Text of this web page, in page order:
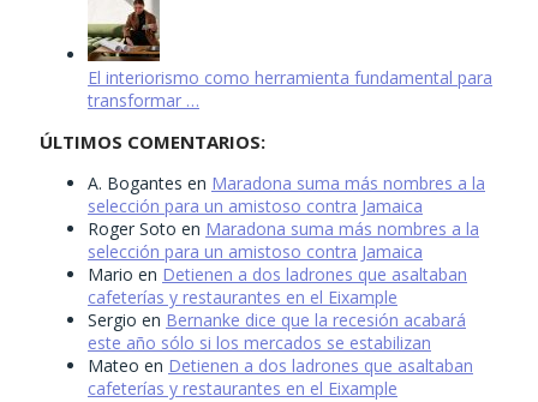
El interiorismo como herramienta fundamental para
transformar …
ÚLTIMOS COMENTARIOS:
A. Bogantes en Maradona suma más nombres a la
selección para un amistoso contra Jamaica
Roger Soto en Maradona suma más nombres a la
selección para un amistoso contra Jamaica
Mario en Detienen a dos ladrones que asaltaban
cafeterías y restaurantes en el Eixample
Sergio en Bernanke dice que la recesión acabará
este año sólo si los mercados se estabilizan
Mateo en Detienen a dos ladrones que asaltaban
cafeterías y restaurantes en el Eixample